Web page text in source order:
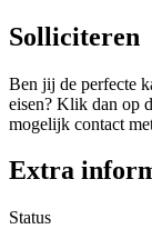
Solliciteren
Ben jij de perfecte
eisen? Klik dan op
mogelijk contact
Extra
Status